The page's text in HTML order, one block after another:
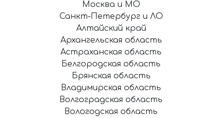
Москва и МО
Санкт-Петербург и ЛО
Алтайский край
Архангельская область
Астраханская область
Белгородская область
Брянская область
Владимирская область
Волгоградская область
Вологодская область